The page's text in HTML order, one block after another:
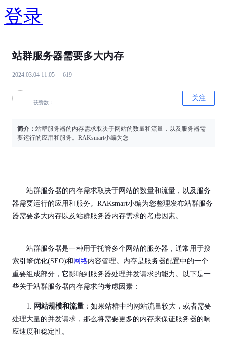
登录
站群服务器需要多大内存
2024.03.04 11:05 619
获赞数：
关注
简介： 站群服务器的内存需求取决于网站的数量和流量，以及服务器需
要运行的应用和服务。RAKsmart小编为您
站群服务器的内存需求取决于网站的数量和流量，以及服务
器需要运行的应用和服务。RAKsmart小编为您整理发布站群服务
器需要多大内存以及站群服务器内存需求的考虑因素。
站群服务器是一种用于托管多个网站的服务器，通常用于搜
索引擎优化(SEO)和 网络内容管理。内存是服务器配置中的一个
重要组成部分，它影响到服务器处理并发请求的能力。以下是一
些关于站群服务器内存需求的考虑因素：
1. 网站规模和流量 ：如果站群中的网站流量较大，或者需要
处理大量的并发请求，那么将需要更多的内存来保证服务器的响
应速度和稳定性。